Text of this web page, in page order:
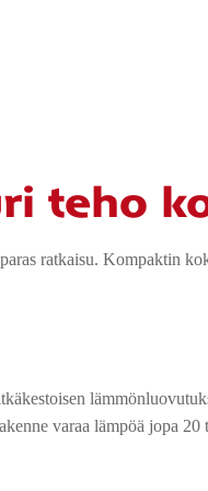
teho
ratkaisu. Kompaktin
varaa lämpöä jopa